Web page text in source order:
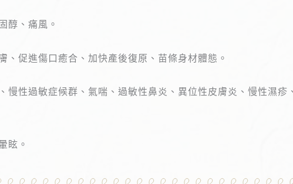
醇、痛風。
、促進傷口癒合、加快產後復原、苗條身材體態。
慢性過敏症候群、氣喘、過敏性鼻炎、異位性皮膚炎、慢性濕
眩。